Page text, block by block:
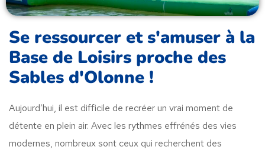
Se ressourcer et s'amuser à la
Base de Loisirs proche des
Sables d'Olonne !
Aujourd’hui, il est difficile de recréer un vrai moment de
détente en plein air. Avec les rythmes effrénés des vies
modernes, nombreux sont ceux qui recherchent des